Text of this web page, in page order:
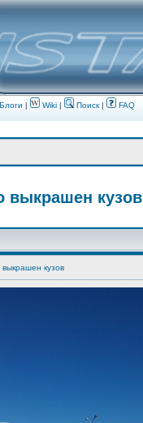
Блоги | Wiki | Поиск| FAQ
выкрашен кузов
выкрашен кузов